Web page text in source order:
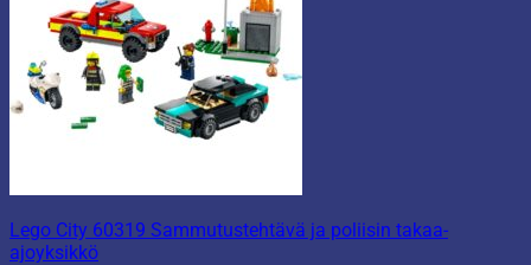
Lego City 60319 Sammutustehtävä ja poliisin takaa-
ajoyksikkö